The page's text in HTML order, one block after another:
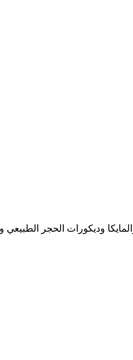
وديكورات الحجر الطبيعي